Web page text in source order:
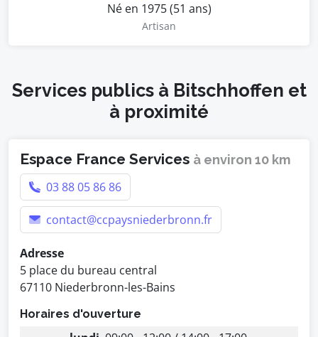
Né en 1975 (51 ans)
Artisan
Services publics à Bitschhoffen et
à proximité
Espace France Services à environ 10 km
03 88 05 86 86
contact@ccpaysniederbronn.fr
Adresse
5 place du bureau central
67110 Niederbronn-les-Bains
Horaires d'ouverture